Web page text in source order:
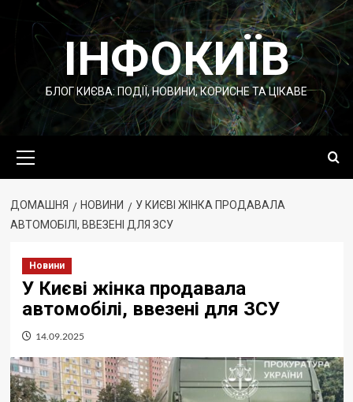
Перейти
ІНФОКИЇВ
БЛОГ КИЄВА: ПОДІЇ, НОВИНИ, КОРИСНЕ ТА ЦІКАВЕ
меню
ДОМАШНЯ НОВИНИ
У КИЄВІ ЖІНКА ПРОДАВАЛА
АВТОМОБІЛІ, ВВЕЗЕНІ ДЛЯ ЗСУ
Новини
У Києві жінка продавала
автомобілі, ввезені для ЗСУ
14.09.2025